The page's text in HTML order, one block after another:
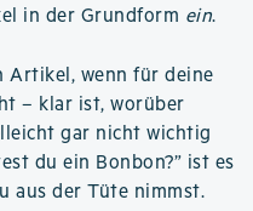
in der Grundform ein.
Artikel, wenn für deine
– klar ist, worüber
gar nicht wichtig
du ein Bonbon?” ist es
aus der Tüte nimmst.